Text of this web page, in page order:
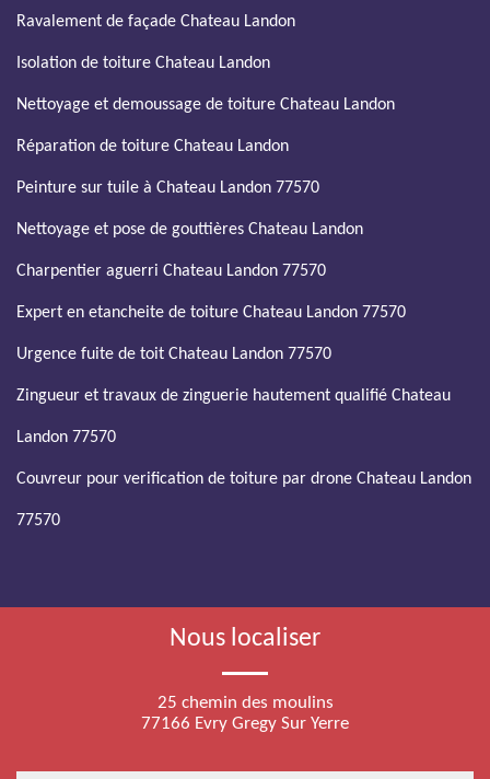
Ravalement de façade Chateau Landon
Isolation de toiture Chateau Landon
Nettoyage et demoussage de toiture Chateau Landon
Réparation de toiture Chateau Landon
Peinture sur tuile à Chateau Landon 77570
Nettoyage et pose de gouttières Chateau Landon
Charpentier aguerri Chateau Landon 77570
Expert en etancheite de toiture Chateau Landon 77570
Urgence fuite de toit Chateau Landon 77570
Zingueur et travaux de zinguerie hautement qualifié Chateau
Landon 77570
Couvreur pour verification de toiture par drone Chateau Landon
77570
Nous localiser
25 chemin des moulins
77166 Evry Gregy Sur Yerre